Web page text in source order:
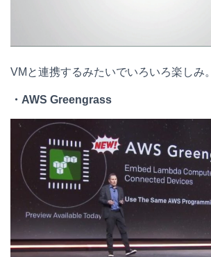
VMと連携するみたいでいろいろ楽しみ。
・AWS Greengrass